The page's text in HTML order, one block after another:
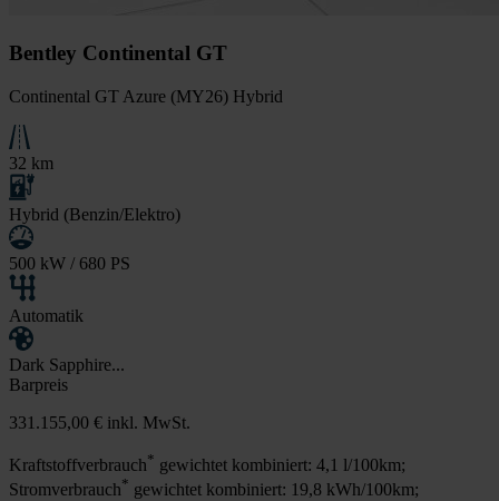
Bentley Continental GT
Continental GT Azure (MY26) Hybrid
32 km
Hybrid (Benzin/Elektro)
500 kW / 680 PS
Automatik
Dark Sapphire...
Barpreis
331.155,00 € inkl. MwSt.
Kraftstoffverbrauch* gewichtet kombiniert: 4,1 l/100km;
Stromverbrauch* gewichtet kombiniert: 19,8 kWh/100km;